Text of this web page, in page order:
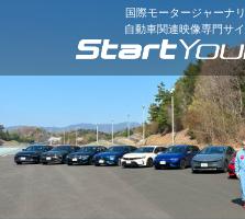
国際モータージャーナ
自動車関連映像専門サ